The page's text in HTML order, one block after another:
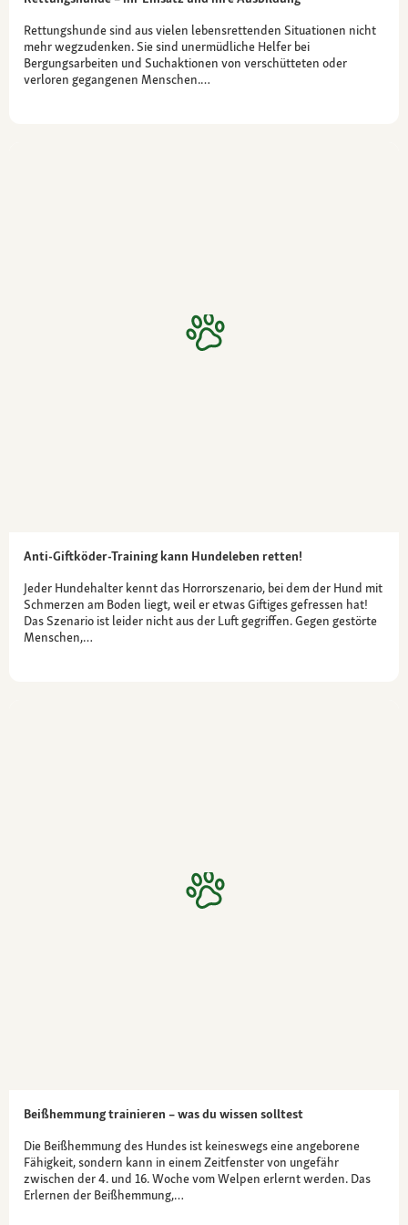
Rettungshunde sind aus vielen lebensrettenden Situationen nicht
mehr wegzudenken. Sie sind unermüdliche Helfer bei
Bergungsarbeiten und Suchaktionen von verschütteten oder
verloren gegangenen Menschen.…
Anti-Giftköder-Training kann Hundeleben retten!
Jeder Hundehalter kennt das Horrorszenario, bei dem der Hund mit
Schmerzen am Boden liegt, weil er etwas Giftiges gefressen hat!
Das Szenario ist leider nicht aus der Luft gegriffen. Gegen gestörte
Menschen,…
Beißhemmung trainieren – was du wissen solltest
Die Beißhemmung des Hundes ist keineswegs eine angeborene
Fähigkeit, sondern kann in einem Zeitfenster von ungefähr
zwischen der 4. und 16. Woche vom Welpen erlernt werden. Das
Erlernen der Beißhemmung,…